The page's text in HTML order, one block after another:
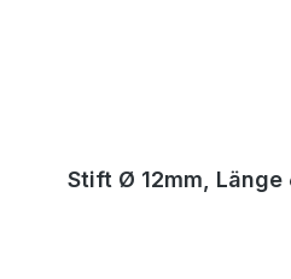
Stift Ø 12mm, Länge